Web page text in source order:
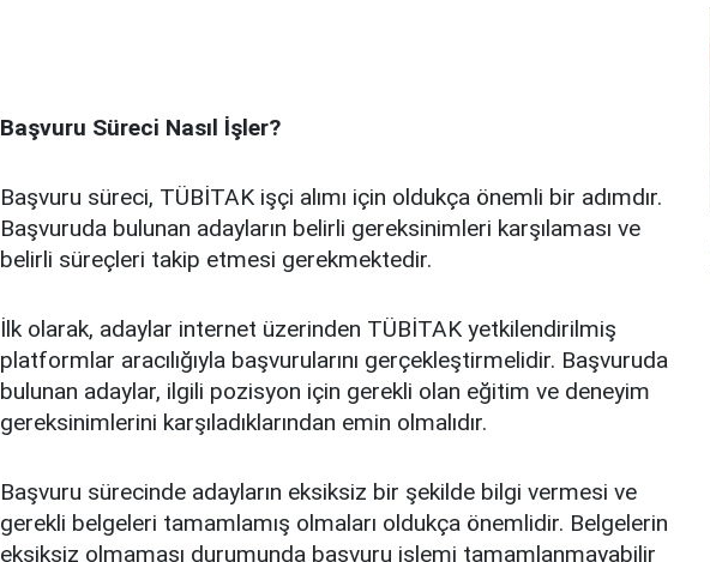
Başvuru Süreci Nasıl İşler?
Başvuru süreci, TÜBİTAK işçi alımı için oldukça önemli bir adımdır.
Başvuruda bulunan adayların belirli gereksinimleri karşılaması ve
belirli süreçleri takip etmesi gerekmektedir.
İlk olarak, adaylar internet üzerinden TÜBİTAK yetkilendirilmiş
platformlar aracılığıyla başvurularını gerçekleştirmelidir. Başvuruda
bulunan adaylar, ilgili pozisyon için gerekli olan eğitim ve deneyim
gereksinimlerini karşıladıklarından emin olmalıdır.
Başvuru sürecinde adayların eksiksiz bir şekilde bilgi vermesi ve
gerekli belgeleri tamamlamış olmaları oldukça önemlidir. Belgelerin
eksiksiz olmaması durumunda başvuru işlemi tamamlanmayabilir